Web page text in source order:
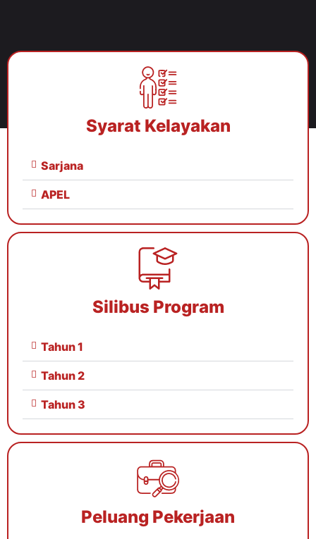
Syarat Kelayakan
Sarjana
APEL
Silibus Program
Tahun 1
Tahun 2
Tahun 3
Peluang Pekerjaan